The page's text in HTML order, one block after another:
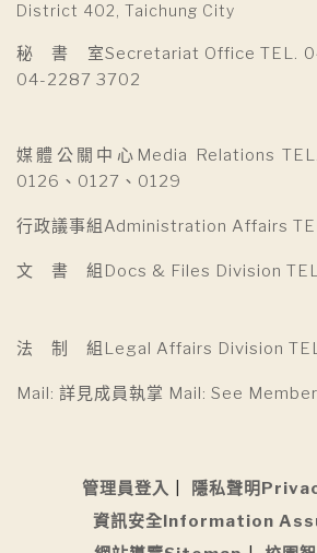
District 402, Taichung City
秘 書 室Secretariat Office TEL.
04-2287 3702
媒體公關中心Media Relations
0126、0127、0129
行政議事組Administration Affairs
文 書 組Docs & Files Division
法 制 組Legal Affairs Division
Mail: 詳見成員執掌 Mail: See
管理員登入
隱私聲明
資訊安全Information